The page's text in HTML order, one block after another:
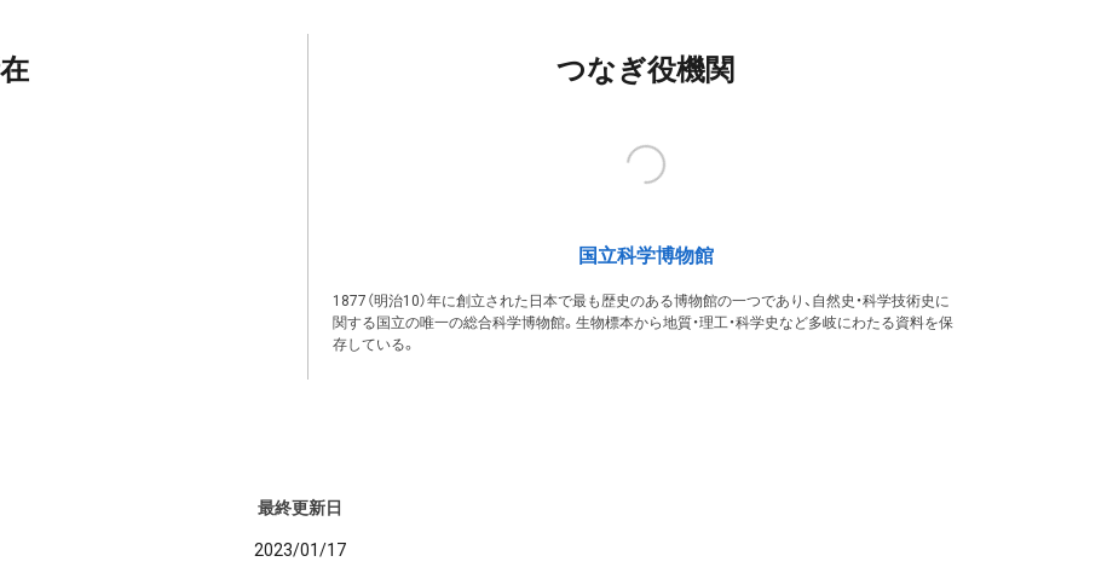
つなぎ役機関
国立科学博物館
1877（明治10）年に創立された日本で最も歴史のある博物館の一つであり、自然史・科学技術史に
関する国立の唯一の総合科学博物館。生物標本から地質・理工・科学史など多岐にわたる資料を保
存している。
最終更新日
2023/01/17